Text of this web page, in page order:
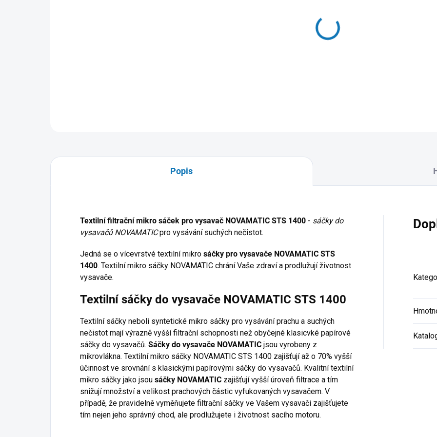
Popis
Textilní filtrační mikro sáček pro vysavač NOVAMATIC STS 1400 - sáčky do
vysavačů NOVAMATICpro vysávání suchých nečistot.
Jedná se o vícevrstvé textilní mikro sáčky pro vysavače NOVAMATIC STS
1400. Textilní mikro sáčky NOVAMATIC chrání Vaše zdraví a prodlužují životnost
vysavače.
Textilní sáčky do vysavače NOVAMATIC STS 1400
Textilní sáčky neboli syntetické mikro sáčky pro vysávání prachu a suchých
nečistot mají výrazně vyšší filtrační schopnosti než obyčejné klasicvké papírové
sáčky do vysavačů. Sáčky do vysavače NOVAMATIC jsou vyrobeny z
mikrovlákna. Textilní mikro sáčky NOVAMATIC STS 1400 zajišťují až o 70% vyšší
účinnost ve srovnání s klasickými papírovými sáčky do vysavačů. Kvalitní textilní
mikro sáčky jako jsou sáčky NOVAMATIC zajišťují vyšší úroveň filtrace a tím
snižují množství a velikost prachových částic vyfukovaných vysavačem. V
případě, že pravidelně vyměňujete filtrační sáčky ve Vašem vysavači zajišťujete
tím nejen jeho správný chod, ale prodlužujete i životnost sacího motoru.